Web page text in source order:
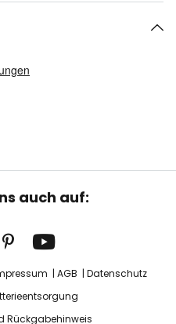
auch auf:
AGB
Datenschutz
Rückgabehinweis